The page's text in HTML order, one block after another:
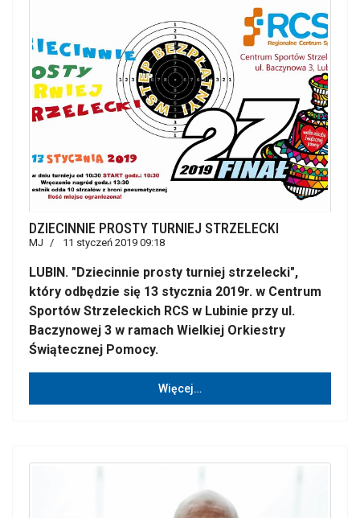
DZIECINNIE PROSTY TURNIEJ STRZELECKI
MJ 11 styczeń 2019 09:18
LUBIN. "Dziecinnie prosty turniej strzelecki",
który odbędzie się 13 stycznia 2019r. w Centrum
Sportów Strzeleckich RCS w Lubinie przy ul.
Baczynowej 3 w ramach Wielkiej Orkiestry
Świątecznej Pomocy.
Więcej…